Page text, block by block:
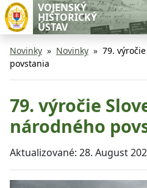
Preskočiť na hlavný obsah
Preskočiť na bočnú lištu
VOJENSKÝ
HISTORICKÝ
ÚSTAV
Novinky Novinky
79.
povstania
79. výročie
národného
Aktualizované: 28. August